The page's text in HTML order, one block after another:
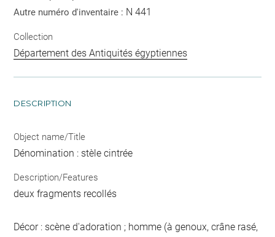
Autre numéro d'inventaire : N 441
Collection
Département des Antiquités égyptiennes
DESCRIPTION
Object name/Title
Dénomination : stèle cintrée
Description/Features
deux fragments recollés
Décor : scène d'adoration ; homme (à genoux, crâne rasé,